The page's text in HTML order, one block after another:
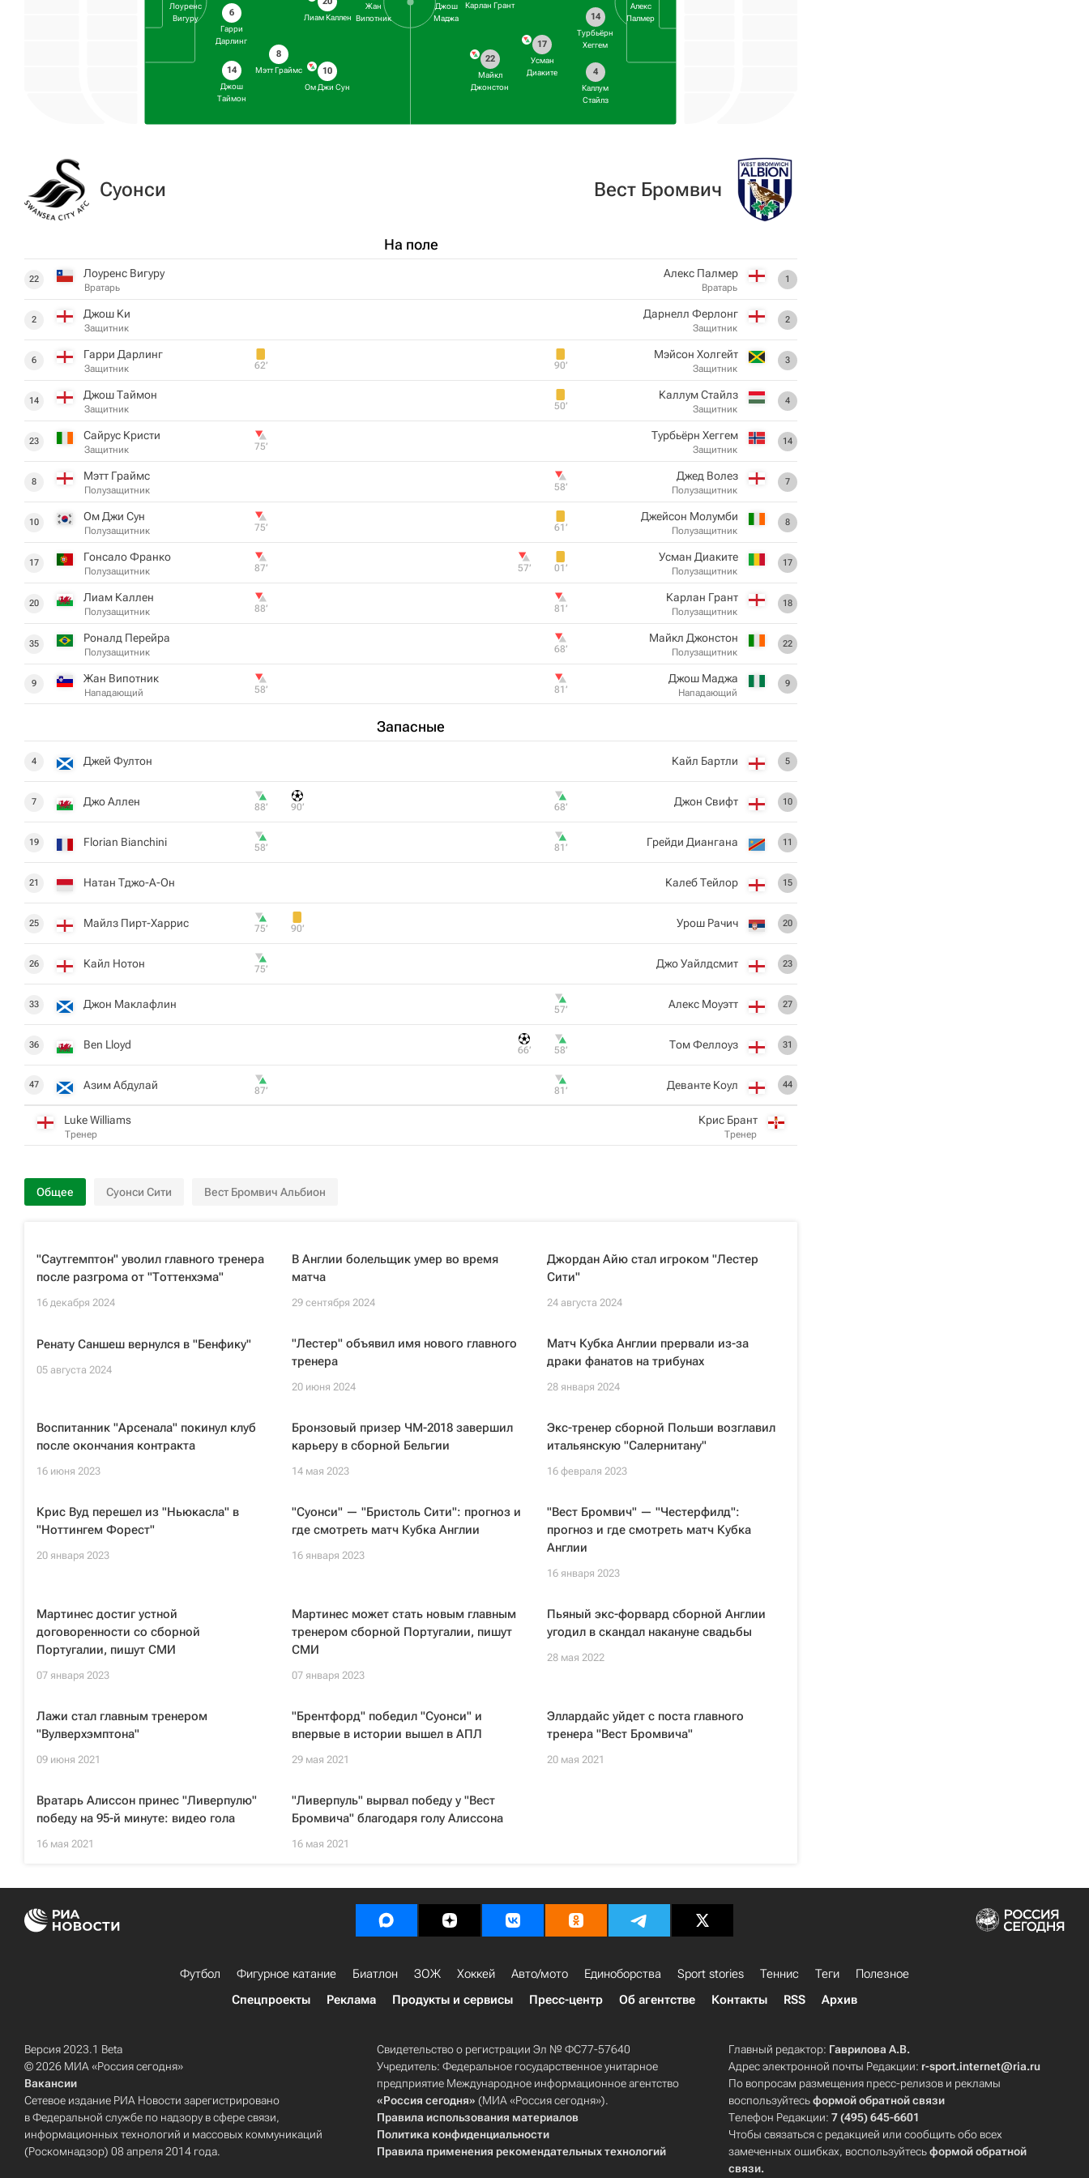
Лоуренс
Вигуру
6
Гарри
Дарлинг
14
Джош
Таймон
8
Мэтт Граймс
Лиам Каллен
10
Ом Джи Сун
Жан
Випотник
Алекс
Палмер
14
Турбьёрн
Хеггем
4
Каллум
Стайлз
17
Усман
Диаките
Карлан Грант
22
Майкл
Джонстон
Джош
Маджа
Суонси
На поле
22 Лоуренс Вигуру
Вратарь
2 Джош Ки
Защитник
6 Гарри Дарлинг
Защитник 62‎’‎
14 Джош Таймон
Защитник
23 Сайрус Кристи
Защитник 75‎’‎
8 Мэтт Граймс
Полузащитник
10 Ом Джи Сун
Полузащитник 75‎’‎
17 Гонсало Франко
Полузащитник 87‎’‎
20 Лиам Каллен
Полузащитник 88‎’‎
35 Роналд Перейра
Полузащитник
9 Жан Випотник
Нападающий 58‎’‎
Запасные
4 Джей Фултон
7 Джо Аллен 88‎’‎ 90‎’‎
19 Florian Bianchini 58‎’‎
21 Натан Тджо-А-Он
25 Майлз Пирт-Харрис 75‎’‎ 90‎’‎
26 Кайл Нотон 75‎’‎
33 Джон Маклафлин
36 Ben Lloyd
47 Азим Абдулай 87‎’‎
Luke Williams
Тренер
Вест Бромвич
1
Алекс Палмер
Вратарь
2
Дарнелл Ферлонг
Защитник
3
Мэйсон Холгейт
Защитник
90‎’‎
4
Каллум Стайлз
Защитник
50‎’‎
14
Турбьёрн Хеггем
Защитник
7
Джед Волез
Полузащитник
58‎’‎
8
Джейсон Молумби
Полузащитник
61‎’‎
17
Усман Диаките
Полузащитник
01‎’‎
57‎’‎
18
Карлан Грант
Полузащитник
81‎’‎
22
Майкл Джонстон
Полузащитник
68‎’‎
9
Джош Маджа
Нападающий
81‎’‎
5
Кайл Бартли
10
Джон Свифт
68‎’‎
11
Грейди Диангана
81‎’‎
15
Калеб Тейлор
20
Урош Рачич
23
Джо Уайлдсмит
27
Алекс Моуэтт
57‎’‎
31
Том Феллоуз
58‎’‎
66‎’‎
44
Деванте Коул
81‎’‎
Крис Брант
Тренер
Общее Суонси Сити Вест Бромвич Альбион
"Саутгемптон" уволил главного тренера
после разгрома от "Тоттенхэма"
16 декабря 2024
В Англии болельщик умер во время
матча
29 сентября 2024
Джордан Айю стал игроком "Лестер
Сити"
24 августа 2024
Ренату Саншеш вернулся в "Бенфику"
05 августа 2024
"Лестер" объявил имя нового главного
тренера
20 июня 2024
Матч Кубка Англии прервали из-за
драки фанатов на трибунах
28 января 2024
Воспитанник "Арсенала" покинул клуб
после окончания контракта
16 июня 2023
Бронзовый призер ЧМ-2018 завершил
карьеру в сборной Бельгии
14 мая 2023
Экс-тренер сборной Польши возглавил
итальянскую "Салернитану"
16 февраля 2023
Крис Вуд перешел из "Ньюкасла" в
"Ноттингем Форест"
20 января 2023
"Суонси" — "Бристоль Сити": прогноз и
где смотреть матч Кубка Англии
16 января 2023
"Вест Бромвич" — "Честерфилд":
прогноз и где смотреть матч Кубка
Англии
16 января 2023
Мартинес достиг устной
договоренности со сборной
Португалии, пишут СМИ
07 января 2023
Мартинес может стать новым главным
тренером сборной Португалии, пишут
СМИ
07 января 2023
Пьяный экс-форвард сборной Англии
угодил в скандал накануне свадьбы
28 мая 2022
Лажи стал главным тренером
"Вулверхэмптона"
09 июня 2021
"Брентфорд" победил "Суонси" и
впервые в истории вышел в АПЛ
29 мая 2021
Эллардайс уйдет с поста главного
тренера "Вест Бромвича"
20 мая 2021
Вратарь Алиссон принес "Ливерпулю"
победу на 95-й минуте: видео гола
16 мая 2021
"Ливерпуль" вырвал победу у "Вест
Бромвича" благодаря голу Алиссона
16 мая 2021
Футбол Фигурное катание Биатлон ЗОЖ Хоккей Авто/мото Единоборства Sport stories Теннис Теги
Полезное
Спецпроекты
Реклама Продукты и сервисы Пресс-центр Об агентстве Контакты RSS Архив
Версия 2023.1 Beta
© 2026 МИА «Россия сегодня»
Вакансии
Сетевое издание РИА Новости зарегистрировано
в Федеральной службе по надзору в сфере связи,
информационных технологий и массовых коммуникаций
(Роскомнадзор) 08 апреля 2014 года.
Свидетельство о регистрации Эл № ФС77-57640
Учредитель: Федеральное государственное унитарное
предприятие Международное информационное агентство
«Россия сегодня» (МИА «Россия сегодня»).
Правила использования материалов
Политика конфиденциальности
Правила применения рекомендательных технологий
Главный редактор: Гаврилова А.В.
Адрес электронной почты Редакции: r-sport.internet@ria.ru
По вопросам размещения пресс-релизов и рекламы
воспользуйтесьформой обратной связи
Телефон Редакции:7 (495) 645-6601
Чтобы связаться с редакцией или сообщить обо всех
замеченных ошибках, воспользуйтесьформой обратной
связи.